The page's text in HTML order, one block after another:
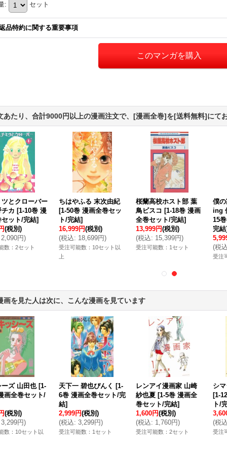
: セット
品特約に関する重要事項
あたり、合計9000円以上の漫画注文で、[漫画全巻]を[送料無料]にて
ツとクローバー
カ [1-10巻 漫
セット/完結]
(税別)
2,090円)
数：2セット
ちはやふる 末次由紀
[1-50巻 漫画全巻セッ
ト/完結]
16,999円(税別)
(税込: 18,699円)
受注可能数：10セット以
上
桜蘭高校ホスト部 葉
鳥ビスコ [1-18巻 漫画
全巻セット/完結]
13,999円(税別)
(税込: 15,399円)
受注可能数：1セット
僕
ing
15
完結
(税
受注
画を見た人は次に、こんな漫画を見ています
ーズ 山田也 [1-
画全巻セット/
(税別)
3,299円)
数：10セット以
天下一 碧也ぴんく [1-
6巻 漫画全巻セット/完
結]
2,999円(税別)
(税込: 3,299円)
受注可能数：1セット
レンアイ漫画家 山崎
紗也夏 [1-5巻 漫画全
巻セット/完結]
1,600円(税別)
(税込: 1,760円)
受注可能数：2セット
シ
[1-
ト/
(税
受注